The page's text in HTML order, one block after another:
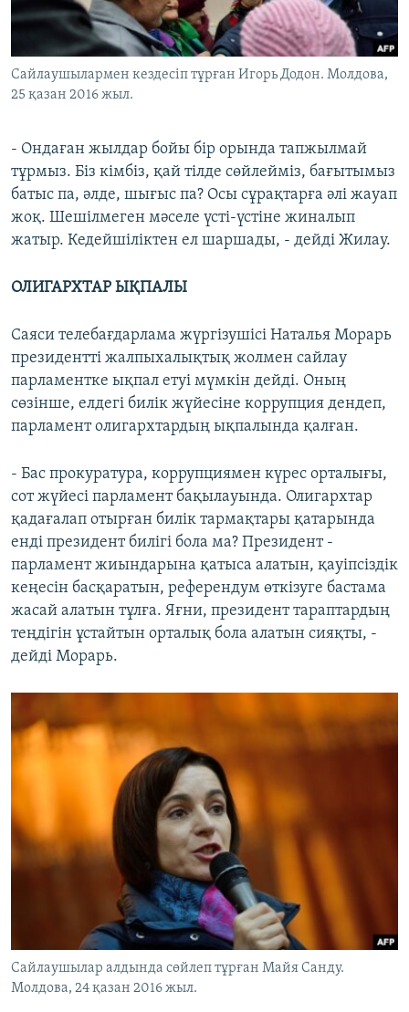
Сайлаушылармен кездесіп тұрған Игорь Додон. Молдова,
25 қазан 2016 жыл.
- Ондаған жылдар бойы бір орында тапжылмай
тұрмыз. Біз кімбіз, қай тілде сөйлейміз, бағытымыз
батыс па, әлде, шығыс па? Осы сұрақтарға әлі жауап
жоқ. Шешілмеген мәселе үсті-үстіне жиналып
жатыр. Кедейшіліктен ел шаршады, - дейді Жилау.
ОЛИГАРХТАР ЫҚПАЛЫ
Саяси телебағдарлама жүргізушісі Наталья Морарь
президентті жалпыхалықтық жолмен сайлау
парламентке ықпал етуі мүмкін дейді. Оның
сөзінше, елдегі билік жүйесіне коррупция дендеп,
парламент олигархтардың ықпалында қалған.
- Бас прокуратура, коррупциямен күрес орталығы,
сот жүйесі парламент бақылауында. Олигархтар
қадағалап отырған билік тармақтары қатарында
енді президент билігі бола ма? Президент -
парламент жиындарына қатыса алатын, қауіпсіздік
кеңесін басқаратын, референдум өткізуге бастама
жасай алатын тұлға. Яғни, президент тараптардың
теңдігін ұстайтын орталық бола алатын сияқты, -
дейді Морарь.
Сайлаушылар алдында сөйлеп тұрған Майя Санду.
Молдова, 24 қазан 2016 жыл.